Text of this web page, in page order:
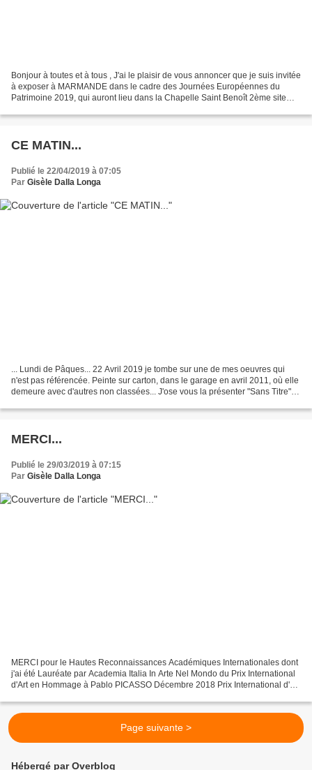
Bonjour à toutes et à tous , J'ai le plaisir de vous annoncer que je suis invitée
à exposer à MARMANDE dans le cadre des Journées Européennes du
Patrimoine 2019, qui auront lieu dans la Chapelle Saint Benoît 2ème site
CE MATIN...
Publié le 22/04/2019 à 07:05
Par Gisèle Dalla Longa
... Lundi de Pâques... 22 Avril 2019 je tombe sur une de mes oeuvres qui
n'est pas référencée. Peinte sur carton, dans le garage en avril 2011, où elle
demeure avec d'autres non classées... J'ose vous la présenter "Sans Titre"
MERCI...
Publié le 29/03/2019 à 07:15
Par Gisèle Dalla Longa
MERCI pour le Hautes Reconnaissances Académiques Internationales dont
j'ai été Lauréate par Academia Italia In Arte Nel Mondo du Prix International
d'Art en Hommage à Pablo PICASSO Décembre 2018 Prix International d'Art
Page suivante >
Hébergé par Overblog